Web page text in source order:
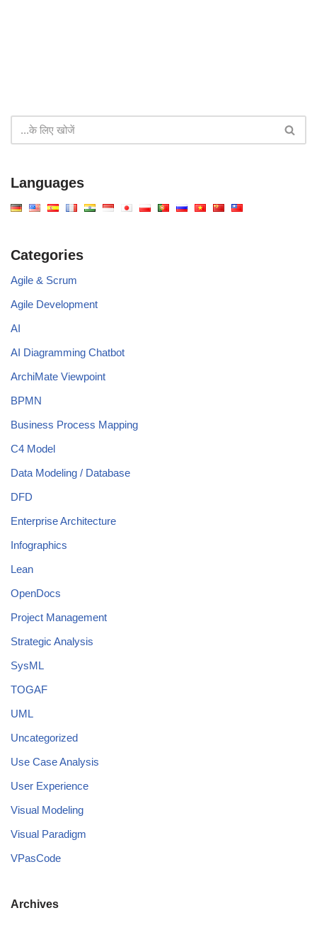
Languages
Categories
Agile & Scrum
Agile Development
AI
AI Diagramming Chatbot
ArchiMate Viewpoint
BPMN
Business Process Mapping
C4 Model
Data Modeling / Database
DFD
Enterprise Architecture
Infographics
Lean
OpenDocs
Project Management
Strategic Analysis
SysML
TOGAF
UML
Uncategorized
Use Case Analysis
User Experience
Visual Modeling
Visual Paradigm
VPasCode
Archives